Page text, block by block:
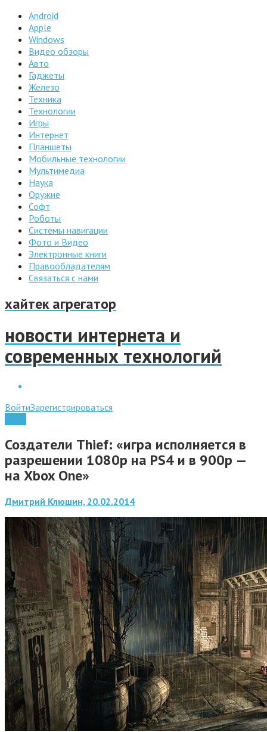
Android
Apple
Windows
Видео обзоры
Авто
Гаджеты
Железо
Техника
Технологии
Игры
Интернет
Планшеты
Мобильные технологии
Мультимедиа
Наука
Оружие
Софт
Роботы
Системы навигации
Фото и Видео
Электронные книги
Правообладателям
Связаться с нами
хайтек агрегатор
новости интернета и
современных технологий
ВойтиЗарегистрироваться
Создатели Thief: «игра исполняется в
разрешении 1080p на PS4 и в 900p —
на Xbox One»
Дмитрий Клюшин, 20.02.2014